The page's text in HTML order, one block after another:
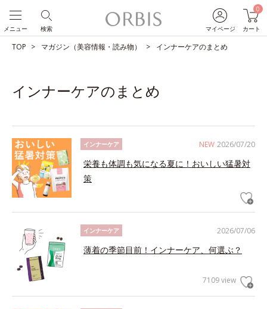
マイページ
0
カート
検索
メニュー
TOP マガジン（美容情報・読み物） インナーケアのまとめ
インナーケアのまとめ
NEW 2026/07/20
インナーケア
栄養も体調も気になる夏に！おいしい猛暑対
策
2026/07/06
インナーケア
薄着の季節目前！インナーケア、何選ぶ？
7109 view